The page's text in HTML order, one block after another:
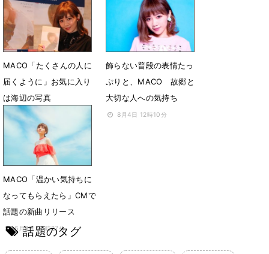
MACO「たくさんの人に
届くように」お気に入り
は海辺の写真
8月6日 19時04分
飾らない普段の表情たっ
ぷりと、MACO 故郷と
大切な人への気持ち
8月4日 12時10分
MACO「温かい気持ちに
なってもらえたら」CMで
話題の新曲リリース
6月8日 20時27分
話題のタグ